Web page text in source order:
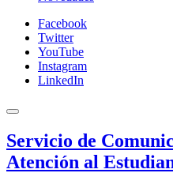
Facebook
Twitter
YouTube
Instagram
LinkedIn
Servicio de
Atención al